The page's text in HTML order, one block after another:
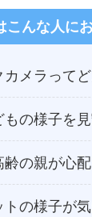
こんな人に
メラって
もの様子を
齢の親が心配
トの様子が